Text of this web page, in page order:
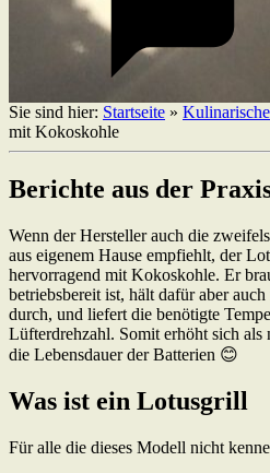
Sie sind hier: Startseite »
mit Kokoskohle
Berichte aus der
Wenn der Hersteller auch die
aus eigenem Hause empfiehlt, der
hervorragend mit Kokoskohle. Er
betriebsbereit ist, hält dafür aber
durch, und liefert die benötigte
Lüfterdrehzahl. Somit erhöht sich als
die Lebensdauer der Batterien 😊
Was ist ein Lotusgrill
Für alle die dieses Modell nicht